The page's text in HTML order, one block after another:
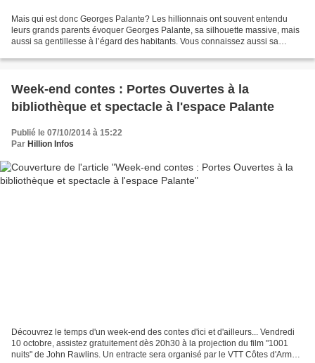
Mais qui est donc Georges Palante? Les hillionnais ont souvent entendu
leurs grands parents évoquer Georges Palante, sa silhouette massive, mais
aussi sa gentillesse à l’égard des habitants. Vous connaissez aussi sa
Week-end contes : Portes Ouvertes à la
bibliothèque et spectacle à l'espace Palante
Publié le 07/10/2014 à 15:22
Par Hillion Infos
Découvrez le temps d'un week-end des contes d'ici et d'ailleurs... Vendredi
10 octobre, assistez gratuitement dès 20h30 à la projection du film "1001
nuits" de John Rawlins. Un entracte sera organisé par le VTT Côtes d'Armor